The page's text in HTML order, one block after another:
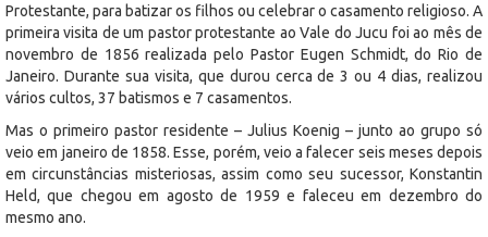
Protestante, para batizar os filhos ou celebrar o casamento religioso. A
primeira visita de um pastor protestante ao Vale do Jucu foi ao mês de
novembro de 1856 realizada pelo Pastor Eugen Schmidt, do Rio de
Janeiro. Durante sua visita, que durou cerca de 3 ou 4 dias, realizou
vários cultos, 37 batismos e 7 casamentos.
Mas o primeiro pastor residente – Julius Koenig – junto ao grupo só
veio em janeiro de 1858. Esse, porém, veio a falecer seis meses depois
em circunstâncias misteriosas, assim como seu sucessor, Konstantin
Held, que chegou em agosto de 1959 e faleceu em dezembro do
mesmo ano.